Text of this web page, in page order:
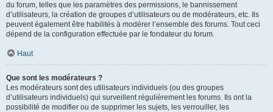
du forum, telles que les paramètres des permissions, le bannissement
d’utilisateurs, la création de groupes d’utilisateurs ou de modérateurs, etc. Ils
peuvent également être habilités à modérer l’ensemble des forums. Tout ceci
dépend de la configuration effectuée par le fondateur du forum.
Haut
Que sont les modérateurs ?
Les modérateurs sont des utilisateurs individuels (ou des groupes
d’utilisateurs individuels) qui surveillent régulièrement les forums. Ils ont la
possibilité de modifier ou de supprimer les sujets, les verrouiller, les